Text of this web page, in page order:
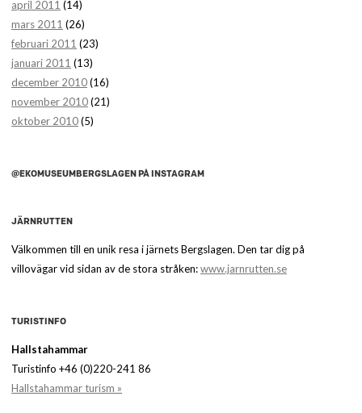
april 2011 (14)
mars 2011 (26)
februari 2011 (23)
januari 2011 (13)
december 2010(16)
november 2010(21)
oktober 2010(5)
@EKOMUSEUMBERGSLAGEN PÅ INSTAGRAM
JÄRNRUTTEN
Välkommen till en unik resa i järnets Bergslagen. Den tar dig på
villovägar vid sidan av de stora stråken:www.jarnrutten.se
TURISTINFO
Hallstahammar
Turistinfo +46 (0)220-241 86
Hallstahammar turism »